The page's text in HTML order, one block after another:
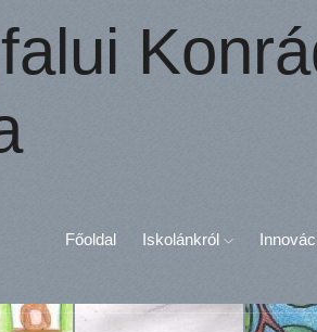
Főoldal Iskolánkról